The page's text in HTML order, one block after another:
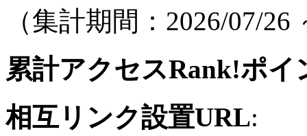
（集計期間：2026/07/26
累計アクセスRank!ポイ
相互リンク設置URL: